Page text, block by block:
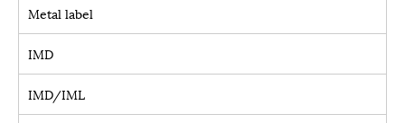
Metal label
IMD
IMD/IML